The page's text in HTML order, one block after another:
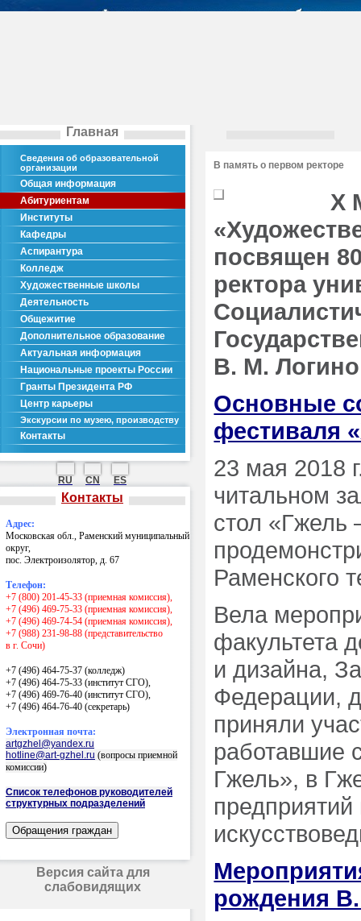
Главная
Сведения об образовательной
организации
Общая информация
Абитуриентам
Институты
Кафедры
Аспирантура
Колледж
Художественные школы
Деятельность
Общежитие
Дополнительное образование
Актуальная информация
Национальные проекты России
Гранты Президента РФ
Центр карьеры
Экскурсии по музею, производству
Контакты
RU CN ES
Контакты
Адрес:
Московская обл., Раменский муниципальный
округ,
пос. Электроизолятор, д. 67
Телефон:
+7 (800) 201-45-33 (приемная комиссия),
+7 (496) 469-75-33 (приемная комиссия),
+7 (496) 469-74-54 (приемная комиссия),
+7 (988) 231-98-88 (представительство
в г. Сочи)
+7 (496) 464-75-37 (колледж)
+7 (496) 464-75-33 (институт СГО),
+7 (496) 469-76-40 (институт СГО),
+7 (496) 464-76-40 (секретарь)
Электронная почта:
artgzhel@yandex.ru
hotline@art-gzhel.ru (вопросы приемной
комиссии)
Список телефонов руководителей
структурных подразделений
Версия сайта для
слабовидящих
В память о первом ректоре
Х
посвящен
ректора
В. М.
Основные
фестиваля
23 мая 2018
читальном
стол «Гжель
Раменского
Вела
факультета
и дизайна,
Федерации,
приняли
работавшие
Гжель», в
рождения